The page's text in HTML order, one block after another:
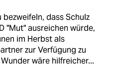
bezweifeln, dass Schulz
"Mut" ausreichen würde,
im Herbst als
zur Verfügung zu
wäre hilfreicher...